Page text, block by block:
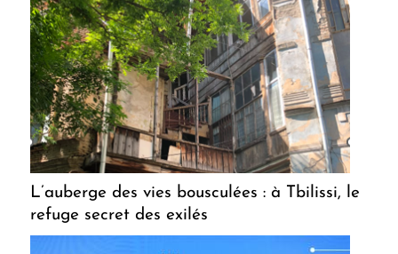
L’auberge des vies bousculées : à Tbilissi, le
refuge secret des exilés